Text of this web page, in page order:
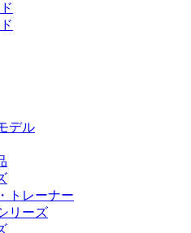
デル
トレーナー
リーズ